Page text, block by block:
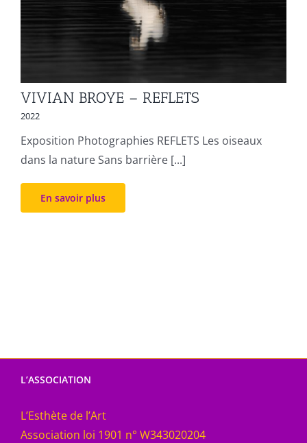
VIVIAN BROYE – REFLETS
2022
Exposition Photographies REFLETS Les oiseaux
dans la nature Sans barrière [...]
En savoir plus
L’ASSOCIATION
L’Esthète de l’Art
Association loi 1901 n° W343020204